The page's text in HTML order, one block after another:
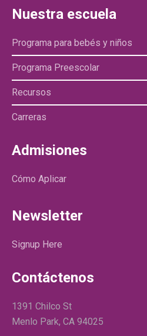
Nuestra escuela
Programa para bebés y niños
Programa Preescolar
Recursos
Carreras
Admisiones
Cómo Aplicar
Newsletter
Signup Here
Contáctenos
1391 Chilco St
Menlo Park, CA 94025